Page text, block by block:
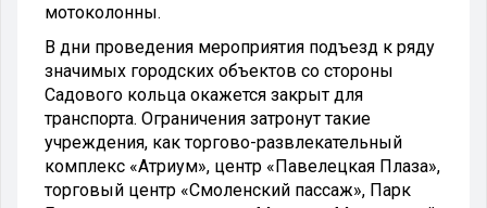
мотоколонны.
В дни проведения мероприятия подъезд к ряду
значимых городских объектов со стороны
Садового кольца окажется закрыт для
транспорта. Ограничения затронут такие
учреждения, как торгово-развлекательный
комплекс «Атриум», центр «Павелецкая Плаза»,
торговый центр «Смоленский пассаж», Парк